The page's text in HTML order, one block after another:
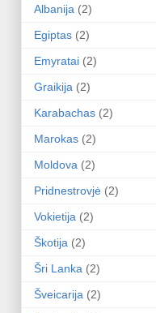
Albanija (2)
Egiptas (2)
Emyratai (2)
Graikija (2)
Karabachas (2)
Marokas (2)
Moldova (2)
Pridnestrovjė (2)
Vokietija (2)
Škotija (2)
Šri Lanka (2)
Šveicarija (2)